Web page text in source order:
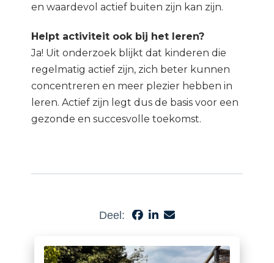
en waardevol actief buiten zijn kan zijn.
Helpt activiteit ook bij het leren?
Ja! Uit onderzoek blijkt dat kinderen die
regelmatig actief zijn, zich beter kunnen
concentreren en meer plezier hebben in
leren. Actief zijn legt dus de basis voor een
gezonde en succesvolle toekomst.
Deel: